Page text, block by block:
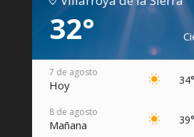
32°
7 de agosto
Hoy 34°
8 de agosto
Mañana 39°